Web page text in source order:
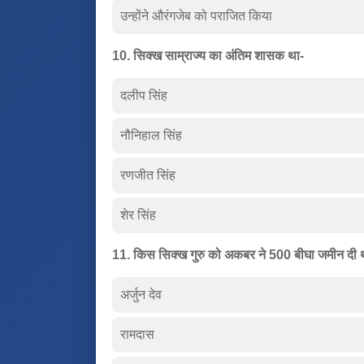
उन्होंने औरंगजेब को पराजित किया
10. सिक्ख साम्राज्य का अंतिम शासक था-
दलीप सिंह
नौनिहाल सिंह
रणजीत सिंह
शेर सिंह
11. किस सिक्ख गुरु को अकबर ने 500 बीघा जमीन दी
अर्जुन देव
रामदास